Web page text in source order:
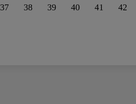
37 38 39 40 41 42